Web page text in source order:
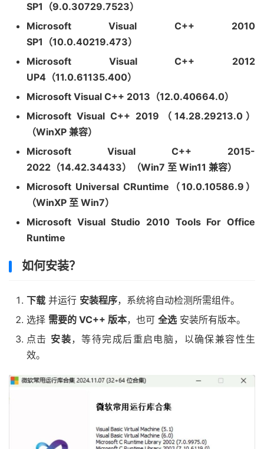
SP1（9.0.30729.7523）
Microsoft Visual C++ 2010
SP1（10.0.40219.473）
Microsoft Visual C++ 2012
UP4（11.0.61135.400）
Microsoft Visual C++ 2013（12.0.40664.0）
Microsoft Visual C++ 2019（14.28.29213.0）
（WinXP 兼容）
Microsoft Visual C++ 2015-
2022（14.42.34433）（Win7 至 Win11 兼容）
Microsoft Universal CRuntime（10.0.10586.9）
（WinXP 至 Win7）
Microsoft Visual Studio 2010 Tools For Office
Runtime
如何安装？
下载 并运行 安装程序，系统将自动检测所需组件。
选择 需要的 VC++ 版本，也可 全选 安装所有版本。
点击 安装，等待完成后重启电脑，以确保兼容性生
效。